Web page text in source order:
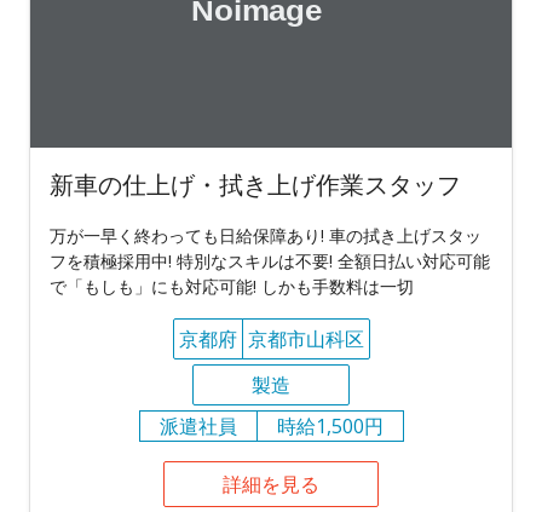
新車の仕上げ・拭き上げ作業スタッフ
万が一早く終わっても日給保障あり! 車の拭き上げスタッ
フを積極採用中! 特別なスキルは不要! 全額日払い対応可能
で「もしも」にも対応可能! しかも手数料は一切
京都府 京都市山科区
製造
派遣社員
時給1,500円
詳細を見る